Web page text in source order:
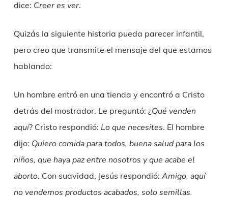
dice: Creer es ver.
Quizás la siguiente historia pueda parecer infantil,
pero creo que transmite el mensaje del que estamos
hablando:
Un hombre entró en una tienda y encontró a Cristo
detrás del mostrador. Le preguntó: ¿Qué venden
aquí? Cristo respondió: Lo que necesites. El hombre
dijo: Quiero comida para todos, buena salud para los
niños, que haya paz entre nosotros y que acabe el
aborto. Con suavidad, Jesús respondió: Amigo, aquí
no vendemos productos acabados, solo semillas.